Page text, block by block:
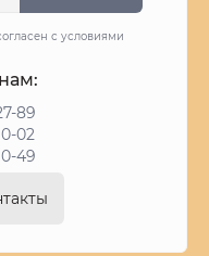
с условиями
89
02
49